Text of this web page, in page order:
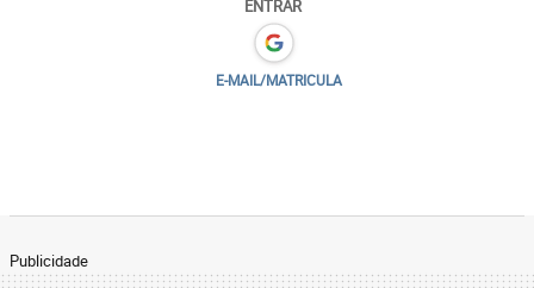
ENTRAR
E-MAIL/MATRICULA
Publicidade